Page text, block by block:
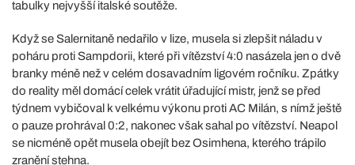
tabulky nejvyšší italské soutěže.
Když se Salernitaně nedařilo v lize, musela si zlepšit náladu v
poháru proti Sampdorii, které při vítězství 4:0 nasázela jen o dvě
branky méně než v celém dosavadním ligovém ročníku. Zpátky
do reality měl domácí celek vrátit úřadující mistr, jenž se před
týdnem vybičoval k velkému výkonu proti AC Milán, s nímž ještě
o pauze prohrával 0:2, nakonec však sahal po vítězství. Neapol
se nicméně opět musela obejít bez Osimhena, kterého trápilo
zranění stehna.